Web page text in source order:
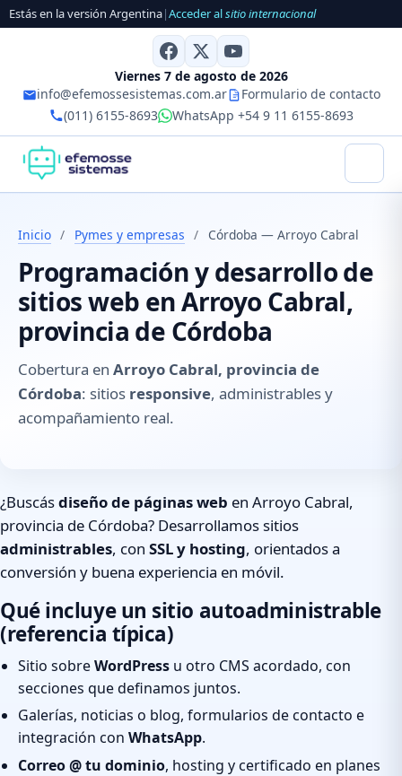
Estás en la versión Argentina|Acceder alsitio internacional
Viernes 7 de agosto de 2026
info@efemossesistemas.com.ar
Formulario de contacto
(011) 6155-8693
WhatsApp +54 9 11 6155-8693
Inicio / Pymes y empresas / Córdoba — Arroyo Cabral
Programación y desarrollo de
sitios web en Arroyo Cabral,
provincia de Córdoba
Cobertura en Arroyo Cabral, provincia de
Córdoba: sitios responsive, administrables y
acompañamiento real.
¿Buscásdiseño de páginas web en Arroyo Cabral,
provincia de Córdoba? Desarrollamos sitios
administrables, con SSL y hosting, orientados a
conversión y buena experiencia en móvil.
Qué incluye un sitio autoadministrable
(referencia típica)
Sitio sobreWordPress u otro CMS acordado, con
secciones que definamos juntos.
Galerías, noticias o blog, formularios de contacto e
integración con WhatsApp.
Correo @ tu dominio, hosting y certificado en planes